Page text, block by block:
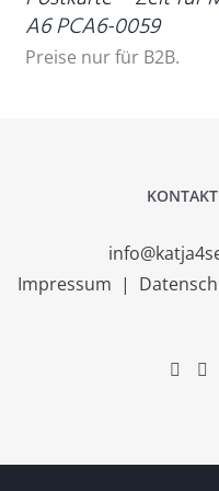
A6 PCA6-0059
Preise nur für B2B.
Impressum |